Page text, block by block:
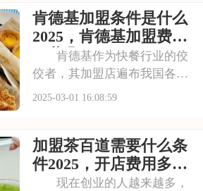
致的包装和深厚的文化底蕴，
吸引了无数茶饮爱好者的目
光。本文将为你揭秘霸
肯德基加盟条件是什么
2025，肯德基加盟费用
一共几万元
肯德基作为快餐行业的佼
佼者，其加盟店遍布我国各
地，吸引了众多投资者的关
条件是至关重要的。本文将为
您详细介绍肯德基加盟的相关
信息，帮助您更清晰地了
2025-03-01 16:08:59
加盟茶百道需要什么条
件2025，开店费用多少
现在创业的人越来越多，